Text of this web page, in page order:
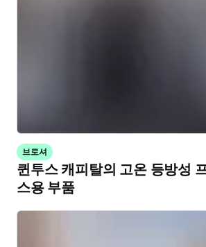
브로셔
퀸투스 캐피탈의 고온 등방성
스용 부품